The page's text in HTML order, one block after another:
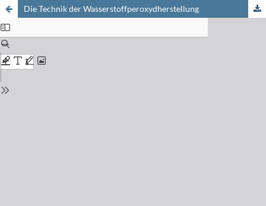
Die Technik der Wasserstoffperoxydherstellung